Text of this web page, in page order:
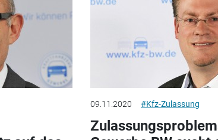
09.11.2020 #Kfz-Zulassung